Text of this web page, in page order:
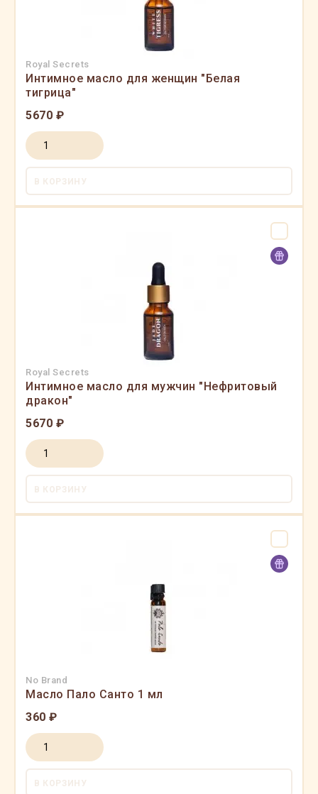
Royal Secrets
Интимное масло для женщин "Белая
тигрица"
5670 ₽
В КОРЗИНУ
Royal Secrets
Интимное масло для мужчин "Нефритовый
дракон"
5670 ₽
В КОРЗИНУ
No Brand
Масло Пало Санто 1 мл
360 ₽
В КОРЗИНУ